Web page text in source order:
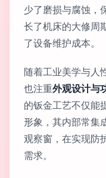
少了磨损与腐蚀，
长了机床的大修周
了设备维护成本。
随着工业美学与人
也注重外观设计与
的钣金工艺不仅能
形象，其内部常集
观察窗，在实现防
需求。